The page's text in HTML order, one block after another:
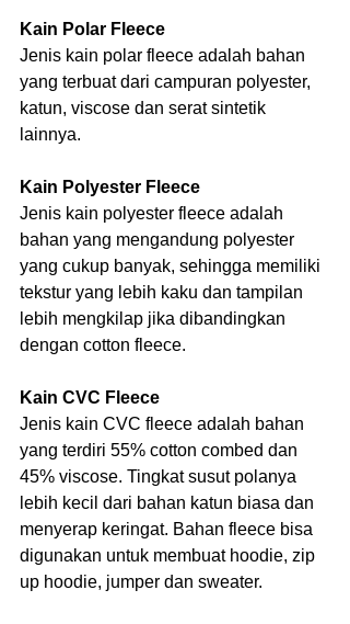
Kain Polar Fleece
Jenis kain polar fleece adalah bahan
yang terbuat dari campuran polyester,
katun, viscose dan serat sintetik
lainnya.
Kain Polyester Fleece
Jenis kain polyester fleece adalah
bahan yang mengandung polyester
yang cukup banyak, sehingga memiliki
tekstur yang lebih kaku dan tampilan
lebih mengkilap jika dibandingkan
dengan cotton fleece.
Kain CVC Fleece
Jenis kain CVC fleece adalah bahan
yang terdiri 55% cotton combed dan
45% viscose. Tingkat susut polanya
lebih kecil dari bahan katun biasa dan
menyerap keringat. Bahan fleece bisa
digunakan untuk membuat hoodie, zip
up hoodie, jumper dan sweater.